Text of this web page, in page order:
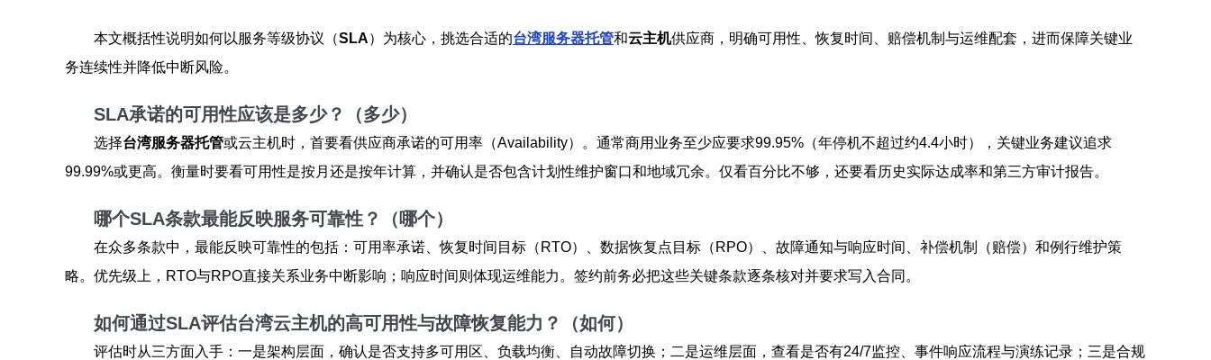
本文概括性说明如何以服务等级协议（SLA）为核心，挑选合适的台湾服务器托管和云主机供应商，明确可用性、恢复时间、赔偿机制与运维配套，进而保障关键业
务连续性并降低中断风险。
SLA承诺的可用性应该是多少？（多少）
选择台湾服务器托管或云主机时，首要看供应商承诺的可用率（Availability）。通常商用业务至少应要求99.95%（年停机不超过约4.4小时），关键业务建议追求
99.99%或更高。衡量时要看可用性是按月还是按年计算，并确认是否包含计划性维护窗口和地域冗余。仅看百分比不够，还要看历史实际达成率和第三方审计报告。
哪个SLA条款最能反映服务可靠性？（哪个）
在众多条款中，最能反映可靠性的包括：可用率承诺、恢复时间目标（RTO）、数据恢复点目标（RPO）、故障通知与响应时间、补偿机制（赔偿）和例行维护策
略。优先级上，RTO与RPO直接关系业务中断影响；响应时间则体现运维能力。签约前务必把这些关键条款逐条核对并要求写入合同。
如何通过SLA评估台湾云主机的高可用性与故障恢复能力？（如何）
评估时从三方面入手：一是架构层面，确认是否支持多可用区、负载均衡、自动故障切换；二是运维层面，查看是否有24/7监控、事件响应流程与演练记录；三是合规